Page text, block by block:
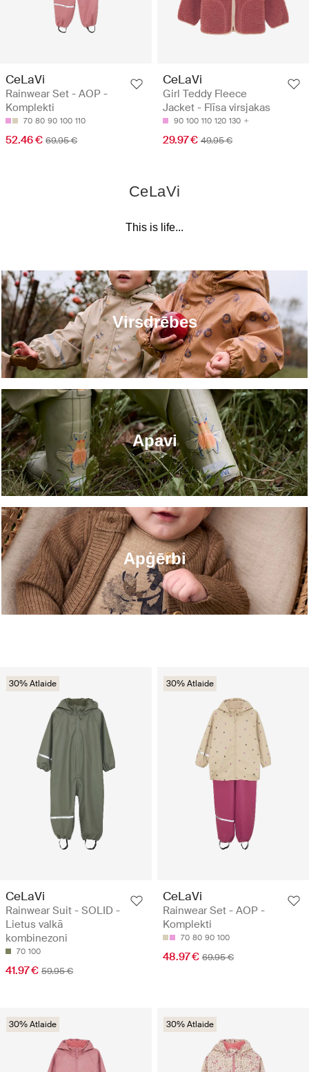
CeLaVi
Rainwear Set - AOP -
Komplekti
70 80 90 100 110
52.46 € 69.95 €
CeLaVi
Girl Teddy Fleece
Jacket - Flīsa virsjakas
90 100 110 120 130
29.97 € 49.95 €
30% Atlaide
CeLaVi
Rainwear Suit - SOLID -
Lietus valkā
kombinezoni
70 100
41.97 € 59.95 €
30% Atlaide
CeLaVi
Rainwear Set - AOP -
Komplekti
70 80 90 100
48.97 € 69.95 €
30% Atlaide 30% Atlaide
Virsdrēbes
Apavi
Apġērbi
CeLaVi
This is life...